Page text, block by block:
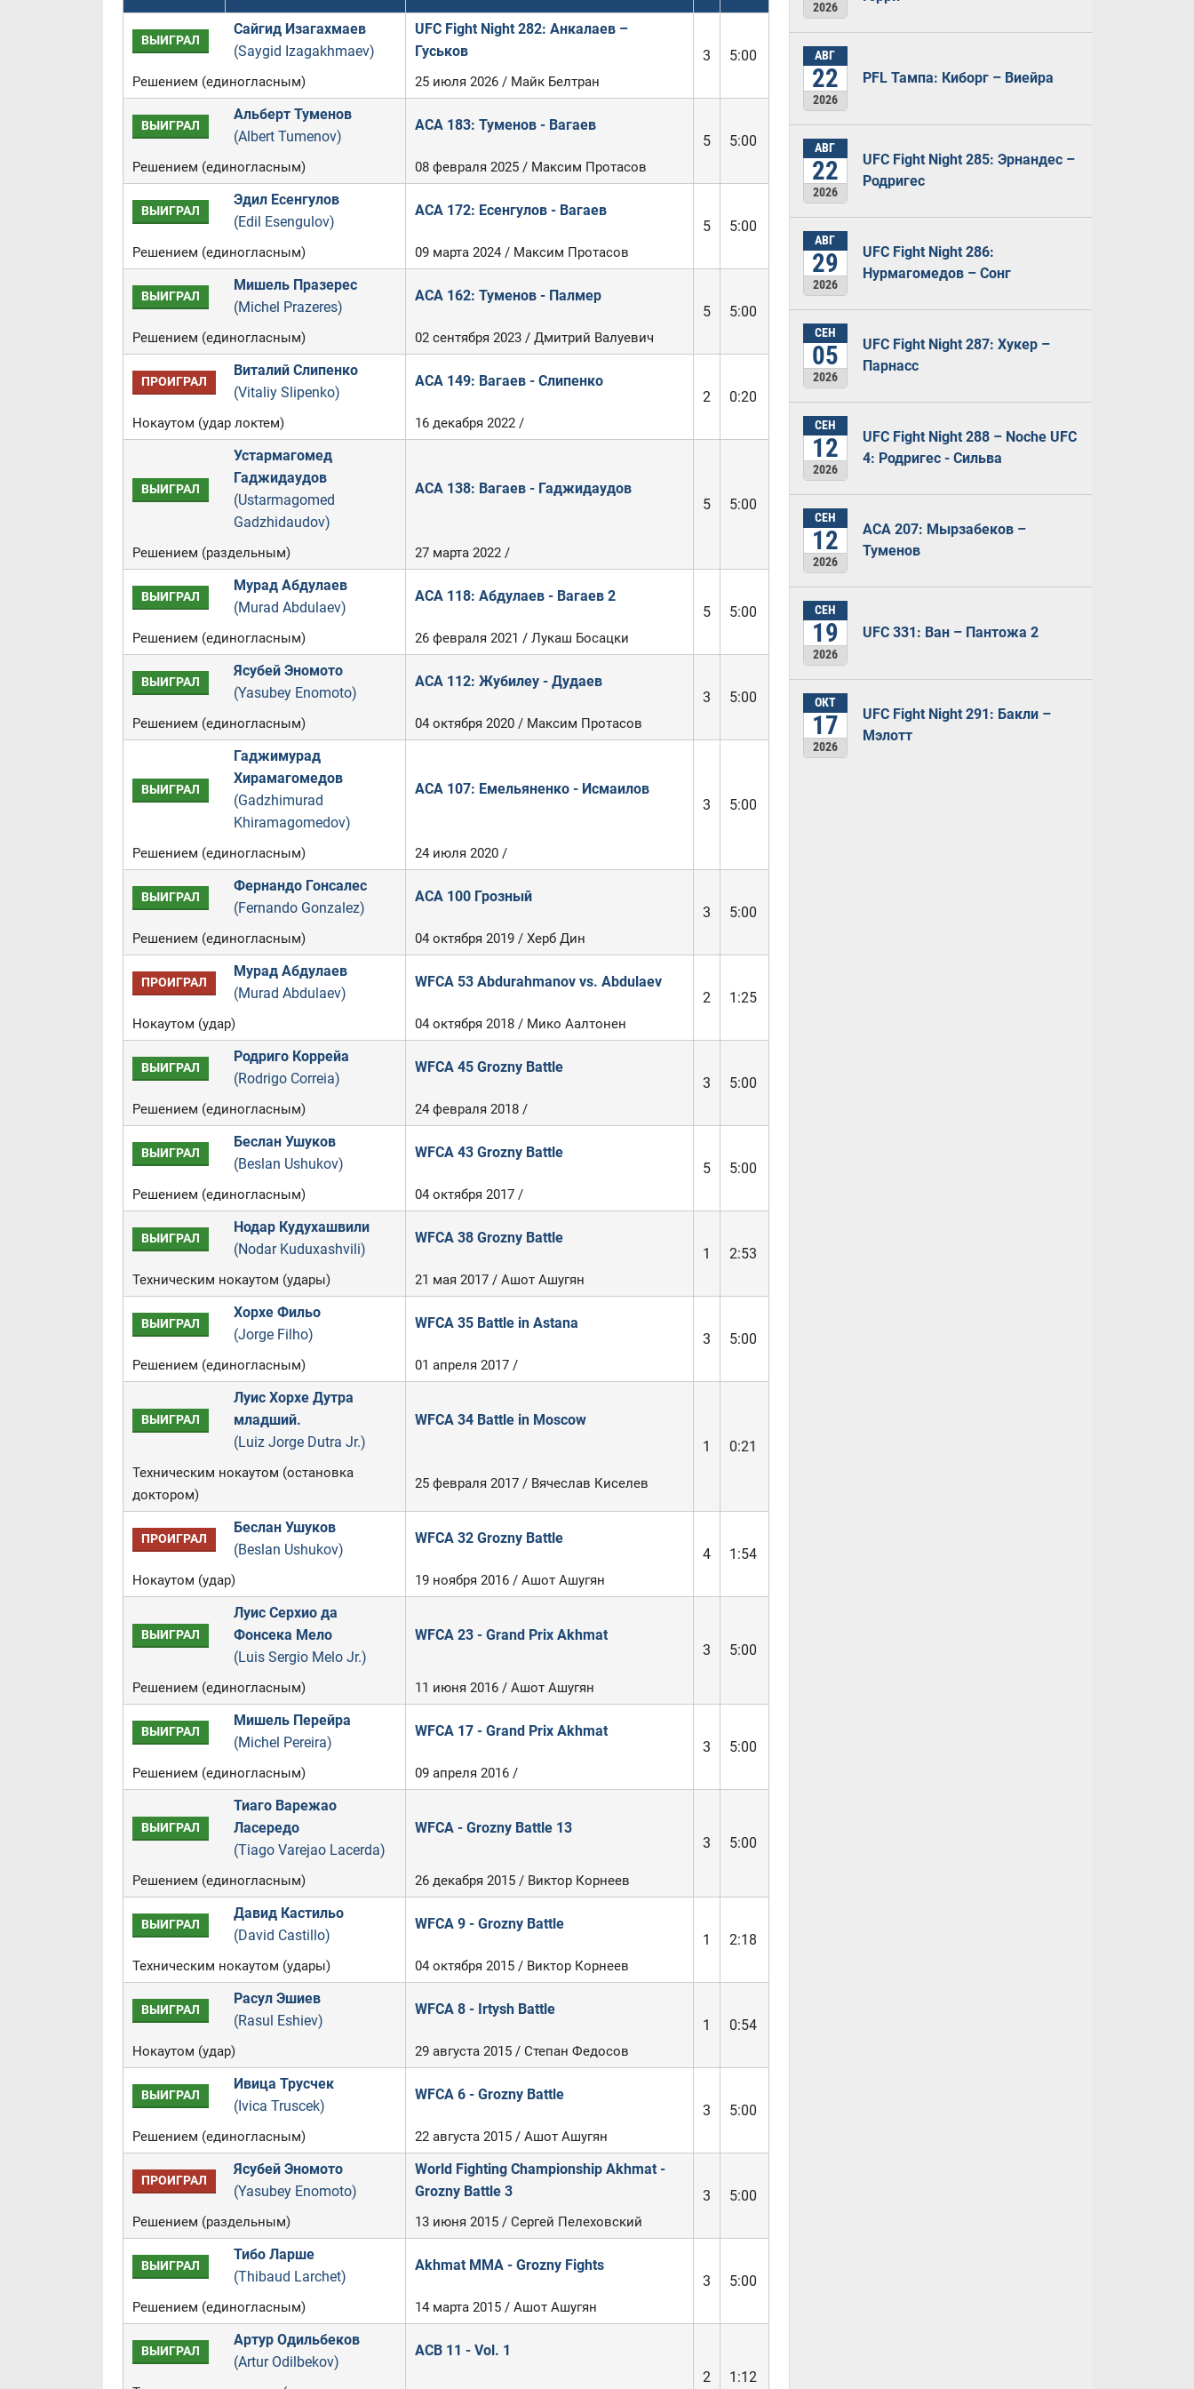
ВЫИГРАЛ
Сайгид Изагахмаев
(Saygid Izagakhmaev)
UFC Fight Night 282: Анкалаев –
Гуськов
3 5:00
Решением (единогласным) 25 июля 2026 / Майк Белтран
ВЫИГРАЛ
Альберт Туменов
(Albert Tumenov)
ACA 183: Туменов - Вагаев
5
5:00
Решением (единогласным) 08 февраля 2025 / Максим Протасов
ВЫИГРАЛ
Эдил Есенгулов
(Edil Esengulov)
ACA 172: Есенгулов - Вагаев
5
5:00
Решением (единогласным) 09 марта 2024 / Максим Протасов
ВЫИГРАЛ
Мишель Празерес
(Michel Prazeres)
ACA 162: Туменов - Палмер
5
5:00
Решением (единогласным) 02 сентября 2023 / Дмитрий Валуевич
ПРОИГРАЛ
Виталий Слипенко
(Vitaliy Slipenko)
ACA 149: Вагаев - Слипенко
2
0:20
Нокаутом (удар локтем) 16 декабря 2022 /
ВЫИГРАЛ
Устармагомед
Гаджидаудов
(Ustarmagomed
Gadzhidaudov)
ACA 138: Вагаев - Гаджидаудов
5
5:00
Решением (раздельным) 27 марта 2022 /
ВЫИГРАЛ
Мурад Абдулаев
(Murad Abdulaev)
ACA 118: Абдулаев - Вагаев 2
5
5:00
Решением (единогласным) 26 февраля 2021 / Лукаш Босацки
ВЫИГРАЛ
Ясубей Эномото
(Yasubey Enomoto)
ACA 112: Жубилеу - Дудаев
3
5:00
Решением (единогласным) 04 октября 2020 / Максим Протасов
ВЫИГРАЛ
Гаджимурад
Хирамагомедов
(Gadzhimurad
Khiramagomedov)
ACA 107: Емельяненко - Исмаилов
3
5:00
Решением (единогласным) 24 июля 2020 /
ВЫИГРАЛ
Фернандо Гонсалес
(Fernando Gonzalez)
ACA 100 Грозный
3
5:00
Решением (единогласным) 04 октября 2019 / Херб Дин
ПРОИГРАЛ
Мурад Абдулаев
(Murad Abdulaev)
WFCA 53 Abdurahmanov vs. Abdulaev
2
1:25
Нокаутом (удар) 04 октября 2018 / Мико Аалтонен
ВЫИГРАЛ
Родриго Коррейа
(Rodrigo Correia)
WFCA 45 Grozny Battle
3
5:00
Решением (единогласным) 24 февраля 2018 /
ВЫИГРАЛ
Беслан Ушуков
(Beslan Ushukov)
WFCA 43 Grozny Battle
5
5:00
Решением (единогласным) 04 октября 2017 /
ВЫИГРАЛ
Нодар Кудухашвили
(Nodar Kuduxashvili)
WFCA 38 Grozny Battle
1
2:53
Техническим нокаутом (удары) 21 мая 2017 / Ашот Ашугян
ВЫИГРАЛ
Хорхе Фильо
(Jorge Filho)
WFCA 35 Battle in Astana
3
5:00
Решением (единогласным) 01 апреля 2017 /
ВЫИГРАЛ
Луис Хорхе Дутра
младший.
(Luiz Jorge Dutra Jr.)
WFCA 34 Battle in Moscow
1
0:21
Техническим нокаутом (остановка
доктором)
25 февраля 2017 / Вячеслав Киселев
ПРОИГРАЛ
Беслан Ушуков
(Beslan Ushukov)
WFCA 32 Grozny Battle
4
1:54
Нокаутом (удар) 19 ноября 2016 / Ашот Ашугян
ВЫИГРАЛ
Луис Серхио да
Фонсека Мело
(Luis Sergio Melo Jr.)
WFCA 23 - Grand Prix Akhmat
3
5:00
Решением (единогласным) 11 июня 2016 / Ашот Ашугян
ВЫИГРАЛ
Мишель Перейра
(Michel Pereira)
WFCA 17 - Grand Prix Akhmat
3
5:00
Решением (единогласным) 09 апреля 2016 /
ВЫИГРАЛ
Тиаго Варежао
Ласередо
(Tiago Varejao Lacerda)
WFCA - Grozny Battle 13
3
5:00
Решением (единогласным) 26 декабря 2015 / Виктор Корнеев
ВЫИГРАЛ
Давид Кастильо
(David Castillo)
WFCA 9 - Grozny Battle
1
2:18
Техническим нокаутом (удары) 04 октября 2015 / Виктор Корнеев
ВЫИГРАЛ
Расул Эшиев
(Rasul Eshiev)
WFCA 8 - Irtysh Battle
1
0:54
Нокаутом (удар) 29 августа 2015 / Степан Федосов
ВЫИГРАЛ
Ивица Трусчек
(Ivica Truscek)
WFCA 6 - Grozny Battle
3
5:00
Решением (единогласным) 22 августа 2015 / Ашот Ашугян
ПРОИГРАЛ
Ясубей Эномото
(Yasubey Enomoto)
World Fighting Championship Akhmat -
Grozny Battle 3
3 5:00
Решением (раздельным) 13 июня 2015 / Сергей Пелеховский
ВЫИГРАЛ
Тибо Ларше
(Thibaud Larchet)
Akhmat MMA - Grozny Fights
3
5:00
Решением (единогласным) 14 марта 2015 / Ашот Ашугян
ВЫИГРАЛ
Артур Одильбеков
(Artur Odilbekov)
ACB 11 - Vol. 1
2
1:12
2026
АВГ
22
2026
PFL Тампа: Киборг – Виейра
АВГ
22
2026
UFC Fight Night 285: Эрнандес –
Родригес
АВГ
29
2026
UFC Fight Night 286:
Нурмагомедов – Сонг
СЕН
05
2026
UFC Fight Night 287: Хукер –
Парнасс
СЕН
12
2026
UFC Fight Night 288 – Noche UFC
4: Родригес - Сильва
СЕН
12
2026
ACA 207: Мырзабеков –
Туменов
СЕН
19
2026
UFC 331: Ван – Пантожа 2
ОКТ
17
2026
UFC Fight Night 291: Бакли –
Мэлотт